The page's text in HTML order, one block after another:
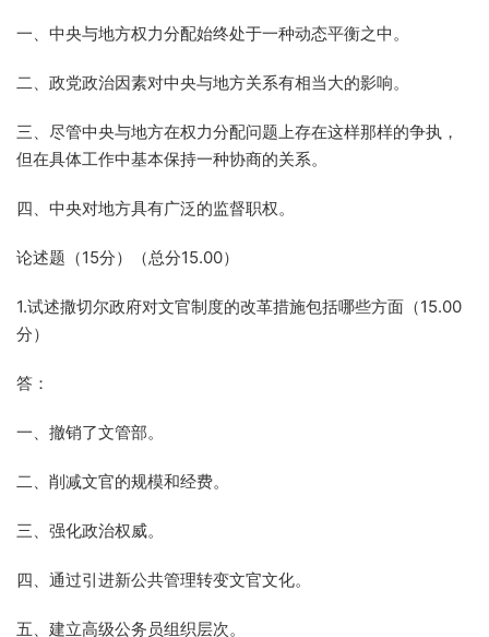
一、中央与地方权力分配始终处于一种动态平衡之中。
二、政党政治因素对中央与地方关系有相当大的影响。
三、尽管中央与地方在权力分配问题上存在这样那样的争执，
但在具体工作中基本保持一种协商的关系。
四、中央对地方具有广泛的监督职权。
论述题（15分）（总分15.00）
1.试述撒切尔政府对文官制度的改革措施包括哪些方面（15.00
分）
答：
一、撤销了文管部。
二、削减文官的规模和经费。
三、强化政治权威。
四、通过引进新公共管理转变文官文化。
五、建立高级公务员组织层次。